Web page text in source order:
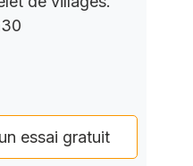
essai gratuit